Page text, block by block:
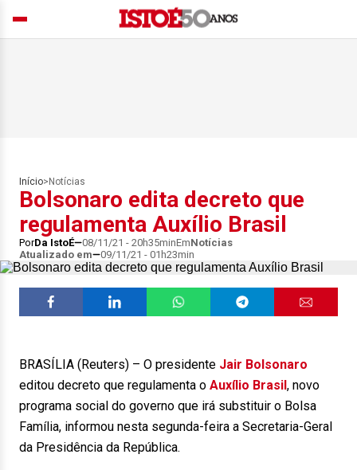
Início> Notícias
Bolsonaro edita decreto que
regulamenta Auxílio Brasil
PorDa IstoÉ 08/11/21 - 20h35minEmNotícias
Atualizado em
09/11/21 - 01h23min
BRASÍLIA (Reuters) – O presidente Jair Bolsonaro
editou decreto que regulamenta o Auxílio Brasil, novo
programa social do governo que irá substituir o Bolsa
Família, informou nesta segunda-feira a Secretaria-Geral
da Presidência da República.